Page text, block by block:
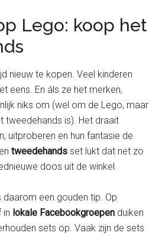
Lego: koop het
nieuw te kopen. Veel kinderen
eens. En áls ze het merken,
niks om (wel om de Lego, maar
tweedehands is). Het draait
uitproberen en hun fantasie de
tweedehandsset lukt dat net zo
doos uit de winkel.
daarom een gouden tip. Op
in lokale Facebookgroepen duiken
sets op. Vaak zijn de sets